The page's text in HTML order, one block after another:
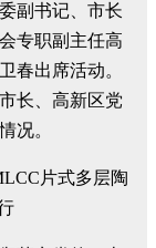
副书记、市长
专职副主任高
春出席活动。
长、高新区党
况。